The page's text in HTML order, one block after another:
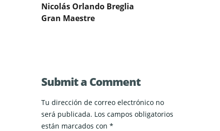
Nicolás Orlando Breglia
Gran Maestre
Submit a Comment
Tu dirección de correo electrónico no
será publicada. Los campos obligatorios
están marcados con *